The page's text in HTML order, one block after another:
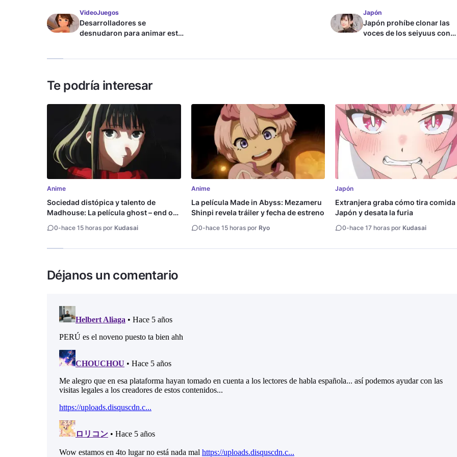
VideoJuegos
Desarrolladores se
desnudaron para animar este
Japón
Japón prohíbe clonar las
voces de los seiyuus con
Te podría interesar
Anime
Sociedad distópica y talento de
Madhouse: La película ghost – end of
0-hace 15 horas por Kudasai
Anime
La película Made in Abyss: Mezameru
Shinpi revela tráiler y fecha de estreno
0-hace 15 horas por Ryo
Japón
Extranjera graba cómo tira comida
Japón y desata la furia
0-hace 17 horas por Kudasai
Déjanos un comentario